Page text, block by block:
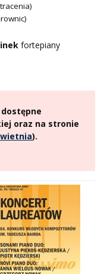
fortepiany
oraz na stronie
).